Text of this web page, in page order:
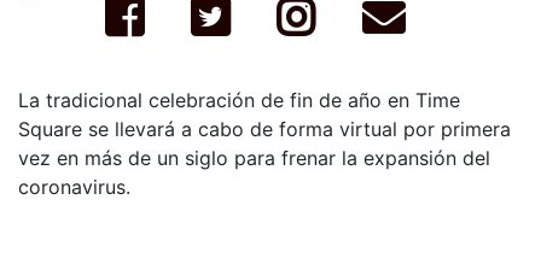
La tradicional celebración de fin de año en Time
Square se llevará a cabo de forma virtual por primera
vez en más de un siglo para frenar la expansión del
coronavirus.